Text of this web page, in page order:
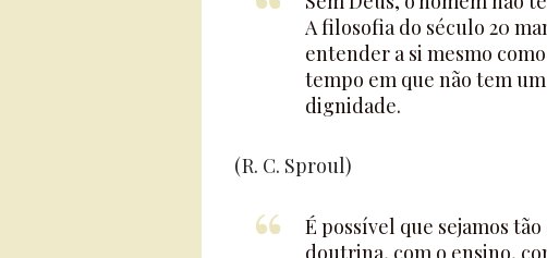
A filosofia do século 20
entender a si mesmo
tempo em que não tem
dignidade.
(R. C. Sproul)
É possível que sejamos
doutrina, com o ensino,